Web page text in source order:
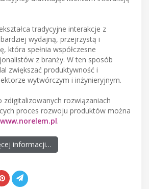
tradycyjne interakcje z
wydajną, przejrzystą i
która spełnia współczesne
z branży. W ten sposób
zwiększać produktywność i
wytwórczym i inżynieryjnym.
rozwiązaniach
proces rozwoju produktów można
www.norelem.pl.
informacji…